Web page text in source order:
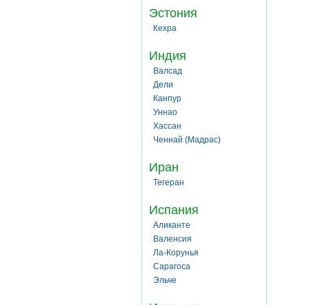
Эстония
Кехра
Индия
Валсад
Дели
Канпур
Уннао
Хассан
Ченнай (Мадрас)
Иран
Тегеран
Испания
Аликанте
Валенсия
Ла-Корунья
Сарагоса
Эльче